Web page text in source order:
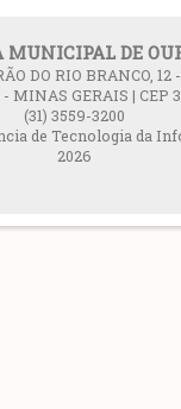
MUNICIPAL DE
DO RIO BRANCO, 12
- MINAS GERAIS | CEP
(31) 3559-3200
de Tecnologia da
2026